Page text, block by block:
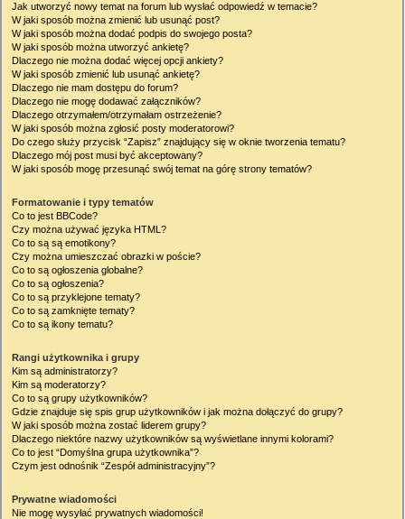
Jak utworzyć nowy temat na forum lub wysłać odpowiedź w temacie?
W jaki sposób można zmienić lub usunąć post?
W jaki sposób można dodać podpis do swojego posta?
W jaki sposób można utworzyć ankietę?
Dlaczego nie można dodać więcej opcji ankiety?
W jaki sposób zmienić lub usunąć ankietę?
Dlaczego nie mam dostępu do forum?
Dlaczego nie mogę dodawać załączników?
Dlaczego otrzymałem/otrzymałam ostrzeżenie?
W jaki sposób można zgłosić posty moderatorowi?
Do czego służy przycisk “Zapisz” znajdujący się w oknie tworzenia tematu?
Dlaczego mój post musi być akceptowany?
W jaki sposób mogę przesunąć swój temat na górę strony tematów?
Formatowanie i typy tematów
Co to jest BBCode?
Czy można używać języka HTML?
Co to są są emotikony?
Czy można umieszczać obrazki w poście?
Co to są ogłoszenia globalne?
Co to są ogłoszenia?
Co to są przyklejone tematy?
Co to są zamknięte tematy?
Co to są ikony tematu?
Rangi użytkownika i grupy
Kim są administratorzy?
Kim są moderatorzy?
Co to są grupy użytkowników?
Gdzie znajduje się spis grup użytkowników i jak można dołączyć do grupy?
W jaki sposób można zostać liderem grupy?
Dlaczego niektóre nazwy użytkowników są wyświetlane innymi kolorami?
Co to jest “Domyślna grupa użytkownika”?
Czym jest odnośnik “Zespół administracyjny”?
Prywatne wiadomości
Nie mogę wysyłać prywatnych wiadomości!